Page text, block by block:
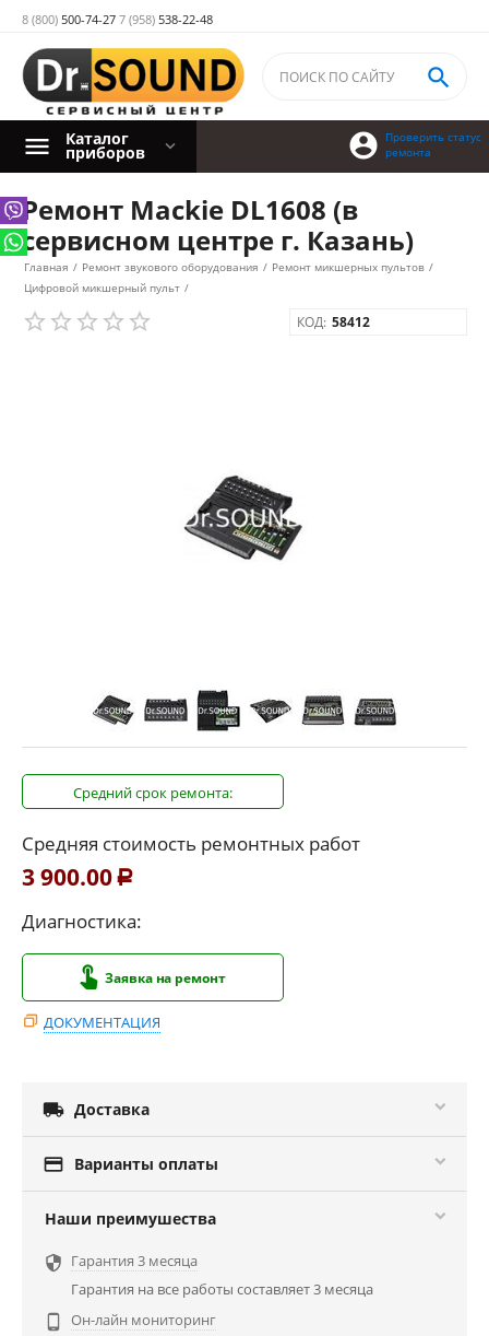
8 (800) 500-74-27 7 (958) 538-22-48
Проверить статус
ремонта


Каталог
приборов
Ремонт Mackie DL1608 (в
сервисном центре г. Казань)
Главная / Ремонт звукового оборудования / Ремонт микшерных пультов /
Цифровой микшерный пульт /
КОД: 58412
Средний срок ремонта:
Средняя стоимость ремонтных работ
3 900.00 Р
Диагностика:
Заявка на ремонт
ДОКУМЕНТАЦИЯ
 Доставка
 Варианты оплаты
Наши преимушества
 Гарантия 3 месяца
Гарантия на все работы составляет 3 месяца

Он-лайн мониторинг